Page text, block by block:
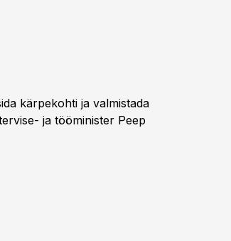
kärpekohti ja valmistada
ja tööminister Peep